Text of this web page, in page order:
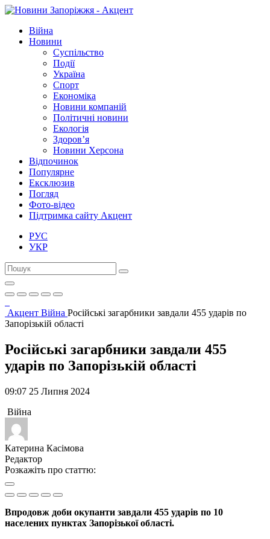
Війна
Новини
Суспільство
Події
Україна
Спорт
Економіка
Новини компаній
Політичні новини
Екологія
Здоров’я
Новини Херсона
Відпочинок
Популярне
Ексклюзив
Погляд
Фото-відео
Підтримка сайту Акцент
РУС
УКР
Акцент Війна Російські загарбники завдали 455 ударів по
Запорізькій області
Російські загарбники завдали 455
ударів по Запорізькій області
09:07 25 Липня 2024
Війна
Катерина Касімова
Редактор
Розкажіть про статтю:
Впродовж доби окупанти завдали 455 ударів по 10
населених пунктах Запорізької області.